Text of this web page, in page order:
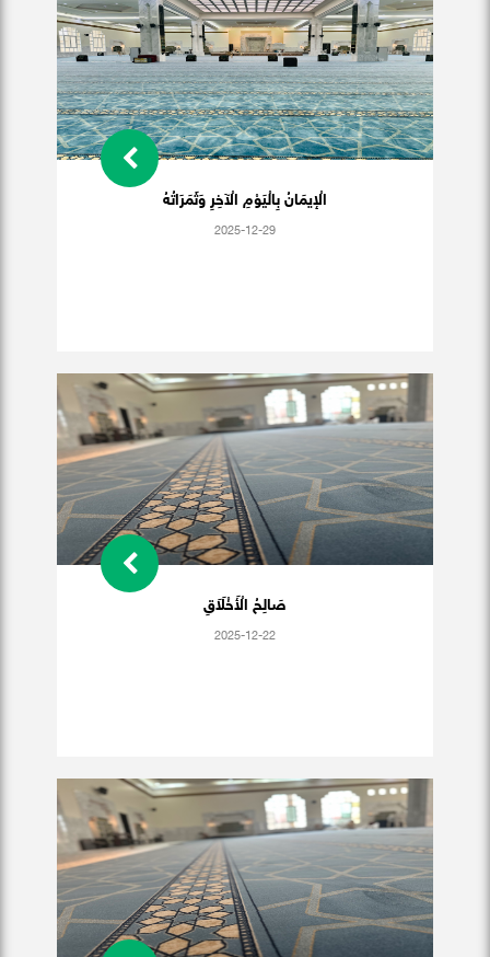
الْإيمَانُ بِالْيَوْمِ الْآخِرِ وَثَمَرَاتُهُ
2025-12-29
صَالِحُ الْأَخْلَاَقِ
2025-12-22